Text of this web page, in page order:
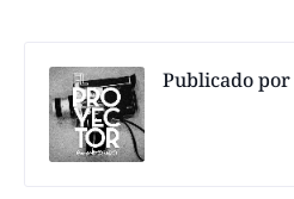
Publicado por